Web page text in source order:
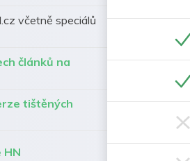
včetně speciálů
článků na
tištěných
HN